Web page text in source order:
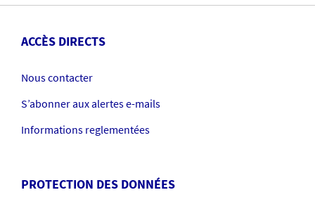
ACCÈS DIRECTS
Nous contacter
S’abonner aux alertes e-mails
Informations reglementées
PROTECTION DES DONNÉES